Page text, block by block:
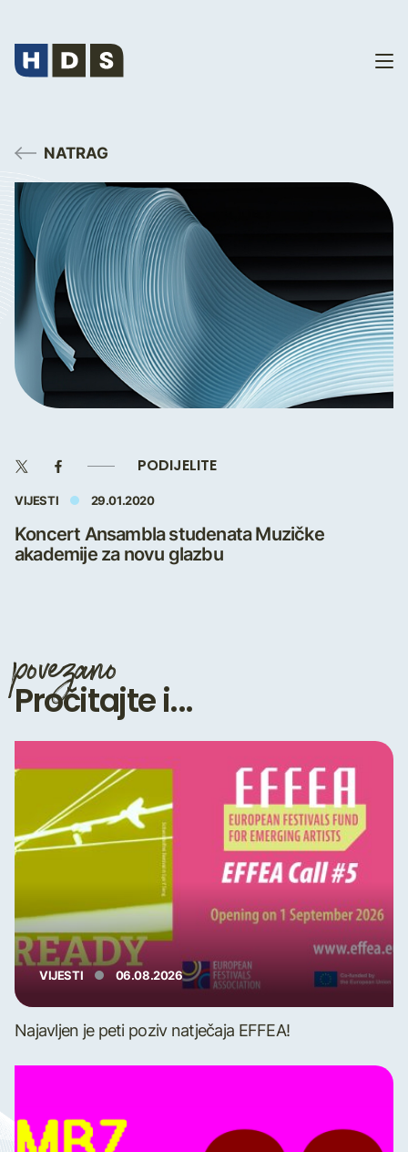
NATRAG
PODIJELITE
VIJESTI 29.01.2020
Koncert Ansambla studenata Muzičke
akademije za novu glazbu
povezano
Pročitajte i...
VIJESTI 06.08.2026
Najavljen je peti poziv natječaja EFFEA!